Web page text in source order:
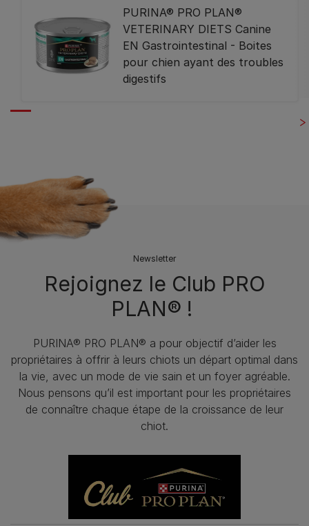
PURINA® PRO PLAN®
VETERINARY DIETS Canine
EN Gastrointestinal - Boites
pour chien ayant des troubles
digestifs
Newsletter
Rejoignez le Club PRO
PLAN® !
PURINA® PRO PLAN® a pour objectif d’aider les
propriétaires à offrir à leurs chiots un départ optimal dans
la vie, avec un mode de vie sain et un foyer agréable.
Nous pensons qu’il est important pour les propriétaires
de connaître chaque étape de la croissance de leur
chiot.